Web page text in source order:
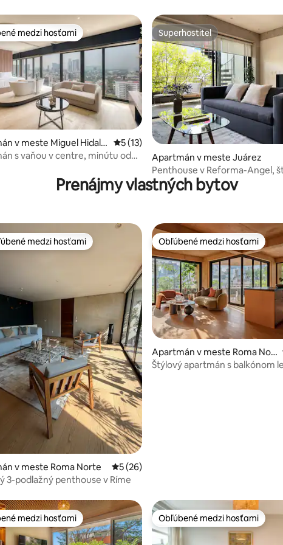
4,9 z 5, počet hodnotení: 171
medzi hosťami
medzi hosťami
v meste Miguel Hidalg
Priemerné ohodnotenie 5 z 5, počet
5 (13)
s vaňou v centre, minútu od
Superhostiteľ
Superhostiteľ
Apartmán v meste Juárez
Penthouse v Reforma-Angel,
Juárez
Prenájmy vlastných bytov
5 z 5, počet hodnotení: 15
medzi hosťami
medzi hosťami
v meste Roma Norte Priemerné ohodnotenie 5 z 5, počet
5 (26)
3-podlažný penthouse v Ríme
Obľúbené medzi hosťami
Obľúbené medzi hosťami
Apartmán v meste Roma Nor
te
Štýlový apartmán s balkónom
medzi hosťami
medzi hosťami Obľúbené medzi hosťami
Obľúbené medzi hosťami